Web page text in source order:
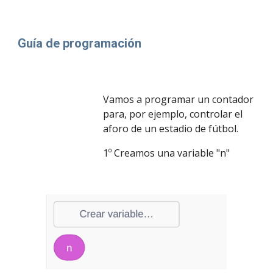
Guía de programación
Vamos a programar un contador
para, por ejemplo, controlar el
aforo de un estadio de fútbol.
1º Creamos una variable "n"